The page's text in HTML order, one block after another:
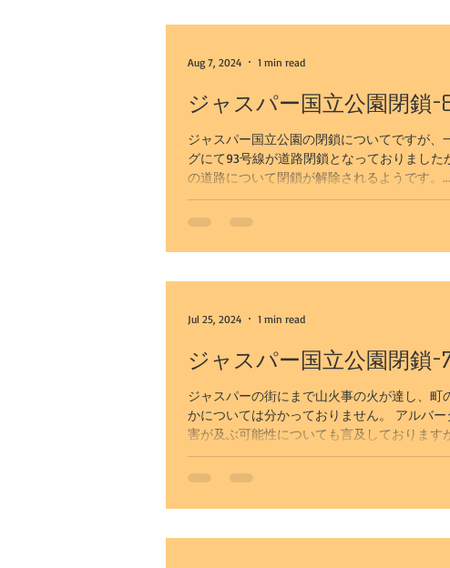
ジャスパー国立公園閉鎖-
ジャスパー国立公園の閉鎖についてですが
グにて93号線が道路閉鎖となっておりまし
の道路について閉鎖が解除されるようです。...
Aug 7, 2024 1 min read
ジャスパー国立公園閉鎖-
ジャスパーの街にまで山火事の火が達し、
かについては分かっておりません。 アルバ
害が及ぶ可能性についても言及しております
Jul 25, 2024 1 min read